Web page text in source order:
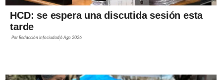
HCD: se espera una discutida sesión esta
tarde
PorRedacción Infociudad6 Ago 2026